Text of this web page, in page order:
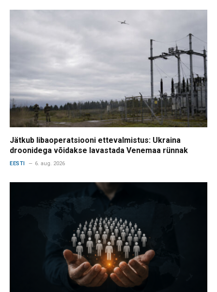
Jätkub libaoperatsiooni ettevalmistus: Ukraina
droonidega võidakse lavastada Venemaa rünnak
EESTI 6. aug. 2026